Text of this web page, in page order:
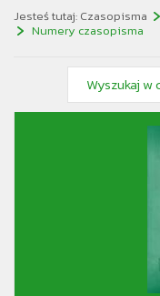
Jesteś tutaj: Czasopisma
Numery czasopisma